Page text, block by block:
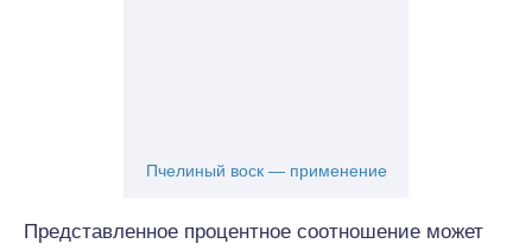
Пчелиный воск — применение
Представленное процентное соотношение может